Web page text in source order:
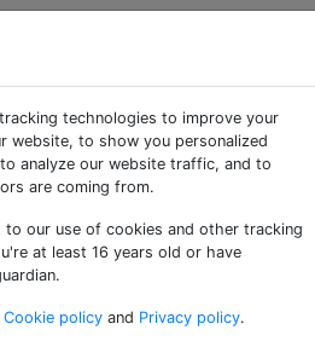
Golf
Ihren
kehren Sie
um
technologies to improve your
website, to show you personalized
analyze our website traffic, and to
are coming from.
to our use of cookies and other tracking
at least 16 years old or have
Cookie policy and Privacy policy.